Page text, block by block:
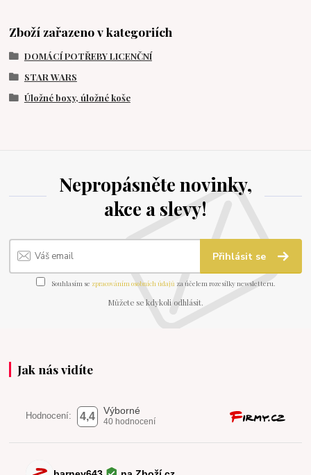
Zboží zařazeno v kategoriích
DOMÁCÍ POTŘEBY LICENČNÍ
STAR WARS
Úložné boxy, úložné koše
Nepropásněte novinky,
akce a slevy!
Přihlásit se
Souhlasím se zpracováním osobních údajů za účelem rozesílky newsletteru.
Můžete se kdykoli odhlásit.
Jak nás vidíte